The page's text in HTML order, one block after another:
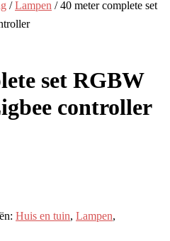
/Lampen / 40 meter complete set
set RGBW
controller
Huis en tuin, Lampen,